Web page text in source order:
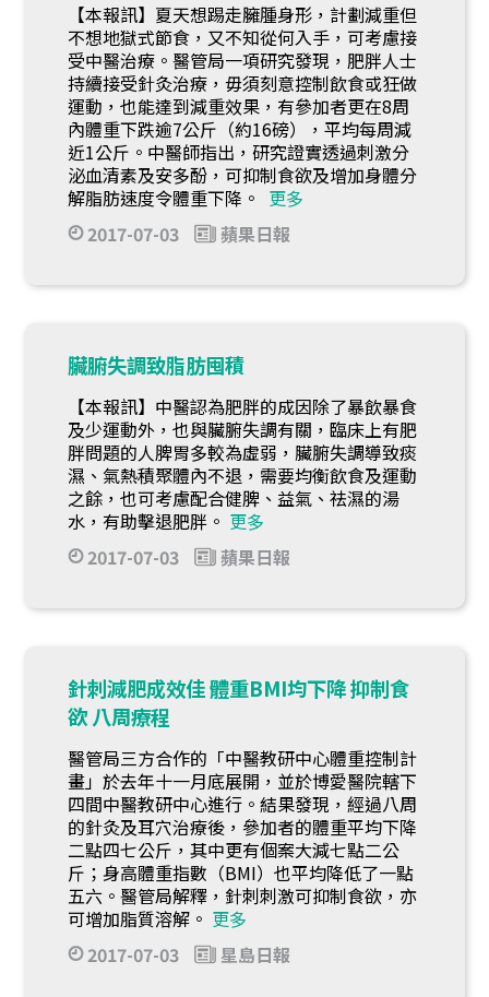
【本報訊】夏天想踢走臃腫身形，計劃減重但
不想地獄式節食，又不知從何入手，可考慮接
受中醫治療。醫管局一項研究發現，肥胖人士
持續接受針灸治療，毋須刻意控制飲食或狂做
運動，也能達到減重效果，有參加者更在8周
內體重下跌逾7公斤（約16磅），平均每周減
近1公斤。中醫師指出，研究證實透過刺激分
泌血清素及安多酚，可抑制食欲及增加身體分
解脂肪速度令體重下降。 更多
2017-07-03
蘋果日報
臟腑失調致脂肪囤積
【本報訊】中醫認為肥胖的成因除了暴飲暴食
及少運動外，也與臟腑失調有關，臨床上有肥
胖問題的人脾胃多較為虛弱，臟腑失調導致痰
濕、氣熱積聚體內不退，需要均衡飲食及運動
之餘，也可考慮配合健脾、益氣、祛濕的湯
水，有助擊退肥胖。 更多
2017-07-03
蘋果日報
針刺減肥成效佳 體重BMI均下降 抑制食
欲 八周療程
醫管局三方合作的「中醫教研中心體重控制計
畫」於去年十一月底展開，並於博愛醫院轄下
四間中醫教研中心進行。結果發現，經過八周
的針灸及耳穴治療後，參加者的體重平均下降
二點四七公斤，其中更有個案大減七點二公
斤；身高體重指數（BMI）也平均降低了一點
五六。醫管局解釋，針刺刺激可抑制食欲，亦
可增加脂質溶解。 更多
2017-07-03
星島日報